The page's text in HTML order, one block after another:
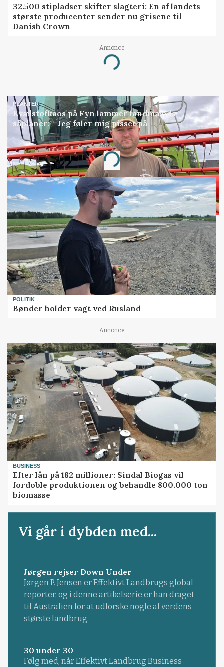
32.500 stipladser skifter slagteri: En af landets
største producenter sender nu grisene til
Danish Crown
Annonce
Loading...
PLANTER
Kvælstofkaos på Fyn lammer landmænds
såplaner: - Jeg føler mig pisset på
Annonce
Loading...
POLITIK
Bønder holder vagt ved Rusland
Annonce
BUSINESS
Efter lån på 182 millioner: Sindal Biogas vil
fordoble produktionen og behandle 800.000 ton
biomasse
Vi går i dybden med...
Jørgen rejser Down Under
Jørgen P. Jensen er Effektivt Landbrugs global-
reporter, og i denne artikelserie er han draget
til Australien for at udforske nogle af verdens
største landbrug.
30 under 30
Følg med, når Effektivt Landbrug Business